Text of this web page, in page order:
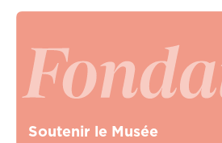
Soutenir le Musée